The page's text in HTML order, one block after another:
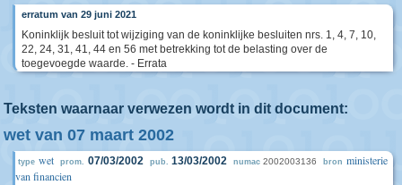
erratum van 29 juni 2021
Koninklijk besluit tot wijziging van de koninklijke besluiten nrs. 1, 4, 7, 10,
22, 24, 31, 41, 44 en 56 met betrekking tot de belasting over de
toegevoegde waarde. - Errata
Teksten waarnaar verwezen wordt in dit document:
wet van 07 maart 2002
type wet prom. 07/03/2002 pub. 13/03/2002 numac 2002003136 bron ministerie
van financien